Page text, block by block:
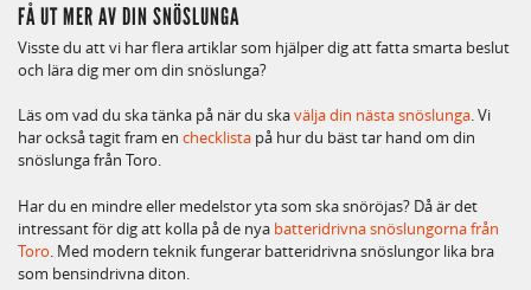
FÅ UT MER AV DIN SNÖSLUNGA
Visste du att vi har flera artiklar som hjälper dig att fatta smarta beslut
och lära dig mer om din snöslunga?
Läs om vad du ska tänka på när du skavälja din nästa snöslunga. Vi
har också tagit fram en checklista på hur du bäst tar hand om din
snöslunga från Toro.
Har du en mindre eller medelstor yta som ska snöröjas? Då är det
intressant för dig att kolla på de nya batteridrivna snöslungorna från
Toro . Med modern teknik fungerar batteridrivna snöslungor lika bra
som bensindrivna diton.